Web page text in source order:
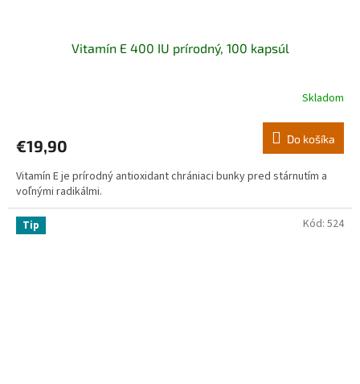
Vitamín E 400 IU prírodný, 100 kapsúl
Skladom
€19,90 Do košíka
Vitamín E je prírodný antioxidant chrániaci bunky pred stárnutím a
voľnými radikálmi.
Tip Kód: 524